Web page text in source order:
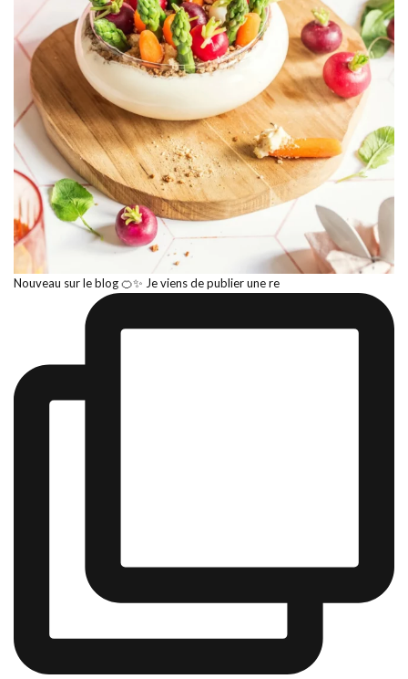
Nouveau sur le blog 🍊✨ Je viens de publier une re